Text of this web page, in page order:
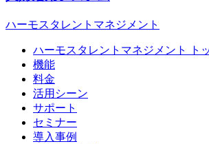
ハーモスタレントマネジメント
ハーモスタレントマネジメント ト
機能
料金
活用シーン
サポート
セミナー
導入事例